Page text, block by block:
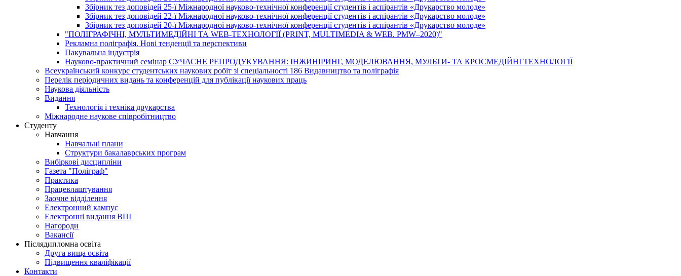
Збірник тез доповідей 25-ї Міжнародної науково-технічної конференції студентів і аспірантів «Друкарство молоде»
Збірник тез доповідей 22-ї Міжнародної науково-технічної конференції студентів і аспірантів «Друкарство молоде»
Збірник тез доповідей 20-ї Міжнародної науково-технічної конференції студентів і аспірантів «Друкарство молоде»
"ПОЛІГРАФІЧНІ, МУЛЬТИМЕДІЙНІ ТА WEB-ТЕХНОЛОГІЇ (PRINT, MULTIMEDIA & WEB. PMW–2020)"
Рекламна поліграфія. Нові тенденції та перспективи
Пакувальна індустрія
Науково-практичний семінар СУЧАСНЕ РЕПРОДУКУВАННЯ: ІНЖИНІРИНГ, МОДЕЛЮВАННЯ, МУЛЬТИ- ТА КРОСМЕДІЙНІ ТЕХНОЛОГІЇ
Всеукраїнський конкурс студентських наукових робіт зі спеціальності 186 Видавництво та поліграфія
Перелік періодичних видань та конференцій для публікації наукових праць
Наукова діяльність
Видання
Технологія і техніка друкарства
Міжнародне наукове співробітництво
Студенту
Навчання
Навчальні плани
Структури бакалаврських програм
Вибіркові дисципліни
Газета "Поліграф"
Практика
Працевлаштування
Заочне відділення
Електронний кампус
Електронні видання ВПІ
Нагороди
Вакансії
Післядипломна освіта
Друга вища освіта
Підвищення кваліфікації
Контакти